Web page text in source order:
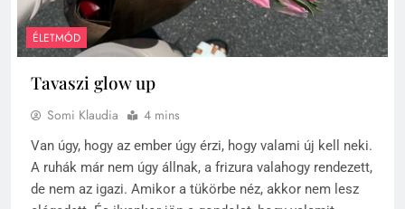
ÉLETMÓD
Tavaszi glow up
Somi Klaudia 4 mins
Van úgy, hogy az ember úgy érzi, hogy valami új kell neki.
A ruhák már nem úgy állnak, a frizura valahogy rendezett,
de nem az igazi. Amikor a tükörbe néz, akkor nem lesz